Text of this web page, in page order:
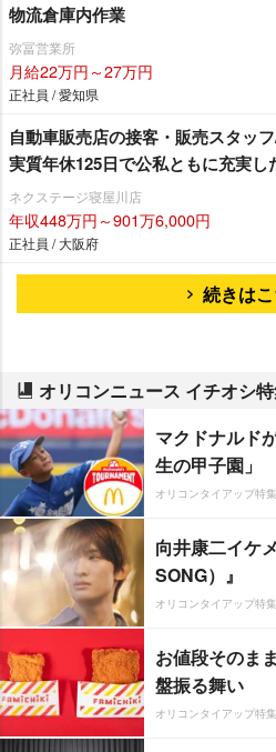
物流倉庫内作業
弥冨営業所
月給22万円～27万円
正社員 / 愛知県
自動車販売店の接客・販売スタッ
実質年休125日で公私ともに充実し
ネクステージ寝屋川店
年収448万円～901万6,000円
正社員 / 大阪府
続きは
オリコンニュース イチオシ
マクドナルド
生の甲子園」
オリコンタイアップ特集
向井康二イケ
SONG）』
オリコンタイアップ特集
お値段そのま
盤振る舞い
オリコンタイアップ特集